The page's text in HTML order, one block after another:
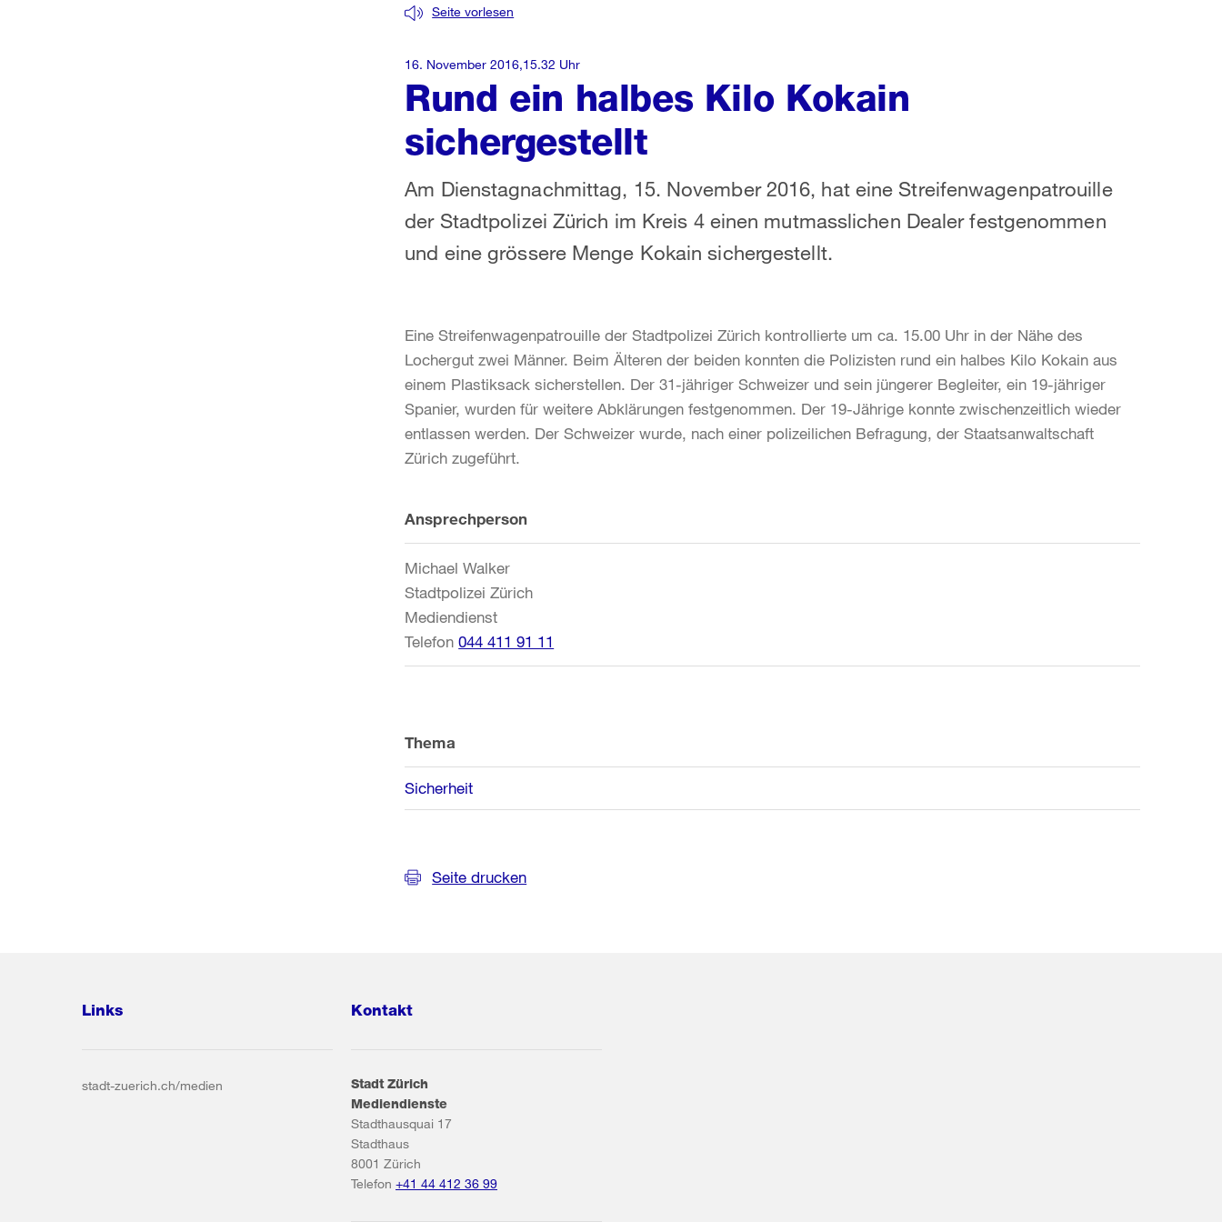
Rund ein halbes Kilo Kokain
sichergestellt
Seite vorlesen
Am Dienstagnachmittag, 15. November 2016, hat eine Streifenwagenpatrouille
der Stadtpolizei Zürich im Kreis 4 einen mutmasslichen Dealer festgenommen
und eine grössere Menge Kokain sichergestellt.
16. November 2016,15.32 Uhr
Eine Streifenwagenpatrouille der Stadtpolizei Zürich kontrollierte um ca. 15.00 Uhr in der Nähe des
Lochergut zwei Männer. Beim Älteren der beiden konnten die Polizisten rund ein halbes Kilo Kokain aus
einem Plastiksack sicherstellen. Der 31-jähriger Schweizer und sein jüngerer Begleiter, ein 19-jähriger
Spanier, wurden für weitere Abklärungen festgenommen. Der 19-Jährige konnte zwischenzeitlich wieder
entlassen werden. Der Schweizer wurde, nach einer polizeilichen Befragung, der Staatsanwaltschaft
Zürich zugeführt.
Weitere
Informationen
Ansprechperson
Michael Walker
Stadtpolizei Zürich
Mediendienst
Telefon 044 411 91 11
Thema
Sicherheit
Seite drucken
Links
stadt-zuerich.ch/medien
Kontakt
Stadt Zürich
Mediendienste
Stadthausquai 17
Stadthaus
8001 Zürich
Telefon +41 44 412 36 99